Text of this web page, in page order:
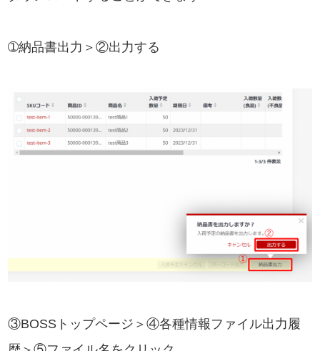
➀納品書出力＞②出力する
③BOSSトップページ＞④各種情報ファイル出力履